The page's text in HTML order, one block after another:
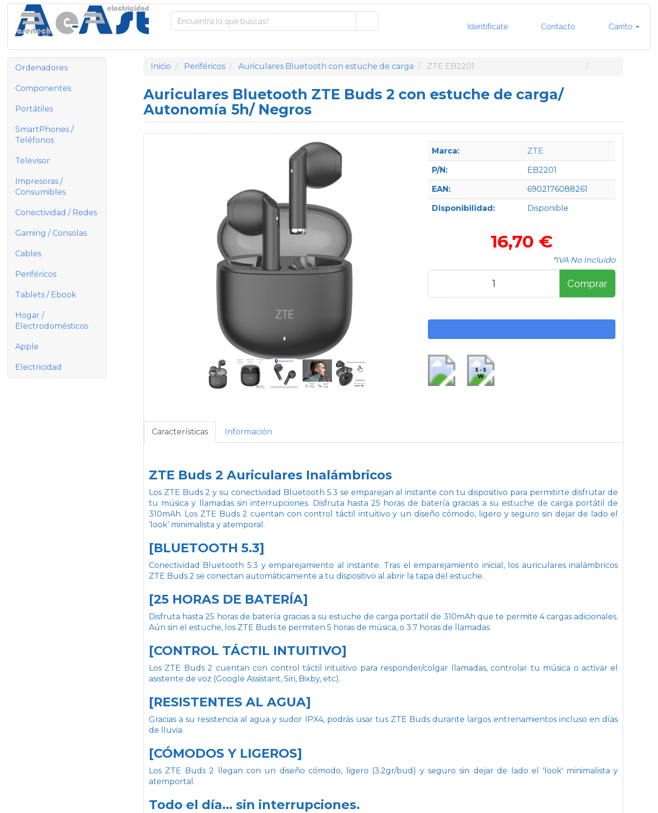
Identifícate Contacto Carrito
Ordenadores
Componentes
Portátiles
SmartPhones /
Teléfonos
Televisor
Impresoras /
Consumibles
Conectividad / Redes
Gaming / Consolas
Cables
Periféricos
Tablets / Ebook
Hogar /
Electrodomésticos
Apple
Electricidad
Inicio Periféricos Auriculares Bluetooth con estuche de carga ZTE EB2201
Auriculares Bluetooth ZTE Buds 2 con estuche de carga/
Autonomía 5h/ Negros
Marca: ZTE
P/N: EB2201
EAN: 6902176088261
Disponibilidad: Disponible
16,70 €
*IVA No Incluido
Comprar
5 - 5
W
Características Información
ZTE Buds 2 Auriculares Inalámbricos
Los ZTE Buds 2 y su conectividad Bluetooth 5.3 se emparejan al instante con tu dispositivo para permitirte disfrutar de
tu música y llamadas sin interrupciones. Disfruta hasta 25 horas de batería gracias a su estuche de carga portátil de
310mAh. Los ZTE Buds 2 cuentan con control táctil intuitivo y un diseño cómodo, ligero y seguro sin dejar de lado el
‘look’ minimalista y atemporal.
[BLUETOOTH 5.3]
Conectividad Bluetooth 5.3 y emparejamiento al instante. Tras el emparejamiento inicial, los auriculares inalámbricos
ZTE Buds 2 se conectan automáticamente a tu dispositivo al abrir la tapa del estuche.
[25 HORAS DE BATERÍA]
Disfruta hasta 25 horas de batería gracias a su estuche de carga portatil de 310mAh que te permite 4 cargas adicionales.
Aún sin el estuche, los ZTE Buds te permiten 5 horas de música, o 3.7 horas de llamadas.
[CONTROL TÁCTIL INTUITIVO]
Los ZTE Buds 2 cuentan con control táctil intuitivo para responder/colgar llamadas, controlar tu música o activar el
asistente de voz (Google Assistant, Siri, Bixby, etc).
[RESISTENTES AL AGUA]
Gracias a su resistencia al agua y sudor IPX4, podrás usar tus ZTE Buds durante largos entrenamientos incluso en días
de lluvia.
[CÓMODOS Y LIGEROS]
Los ZTE Buds 2 llegan con un diseño cómodo, ligero (3.2gr/bud) y seguro sin dejar de lado el 'look' minimalista y
atemportal.
Todo el día... sin interrupciones.